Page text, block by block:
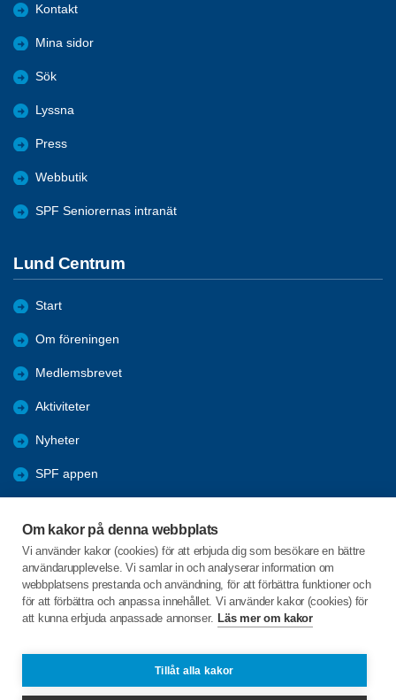
Om kakor på denna webbplats
Vi använder kakor (cookies) för att erbjuda dig som besökare en bättre
användarupplevelse. Vi samlar in och analyserar information om
webbplatsens prestanda och användning, för att förbättra funktioner och
för att förbättra och anpassa innehållet. Vi använder kakor (cookies) för
att kunna erbjuda anpassade annonser. Läs mer om kakor
Tillåt alla kakor
Kontakt
Mina sidor
Sök
Lyssna
Press
Webbutik
SPF Seniorernas intranät
Lund Centrum
Start
Om föreningen
Medlemsbrevet
Aktiviteter
Nyheter
SPF appen
Förmåner
Lundakretsen
C/o:Karin Liljeroth